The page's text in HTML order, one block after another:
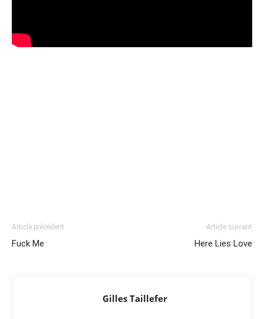
Article précédent
Fuck Me
Article suivant
Here Lies Love
Gilles Taillefer